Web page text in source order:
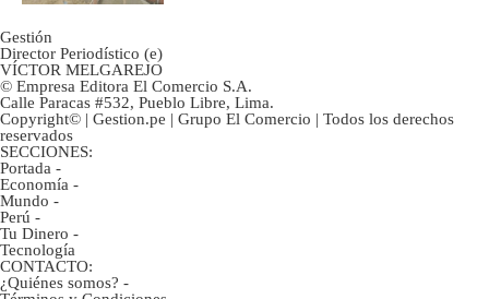
Gestión
Director Periodístico (e)
VÍCTOR MELGAREJO
© Empresa Editora El Comercio S.A.
Calle Paracas #532, Pueblo Libre, Lima.
Copyright© | Gestion.pe | Grupo El Comercio | Todos los derechos
reservados
SECCIONES:
Portada -
Economía -
Mundo -
Perú -
Tu Dinero -
Tecnología
CONTACTO:
¿Quiénes somos? -